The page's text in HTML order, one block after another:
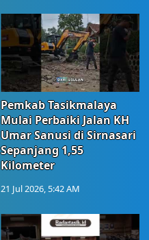
Pemkab Tasikmalaya
Mulai Perbaiki Jalan KH
Umar Sanusi di Sirnasari
Sepanjang 1,55
Kilometer
21 Jul 2026, 5:42 AM